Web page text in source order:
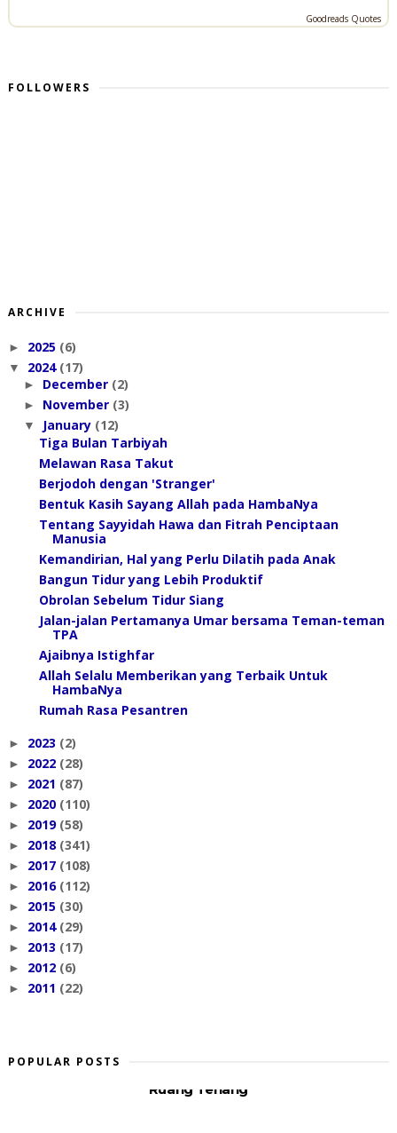
Goodreads Quotes
FOLLOWERS
ARCHIVE
► 2025 (6)
▼ 2024 (17)
► December (2)
► November (3)
▼ January (12)
Tiga Bulan Tarbiyah
Melawan Rasa Takut
Berjodoh dengan 'Stranger'
Bentuk Kasih Sayang Allah pada HambaNya
Tentang Sayyidah Hawa dan Fitrah Penciptaan
Manusia
Kemandirian, Hal yang Perlu Dilatih pada Anak
Bangun Tidur yang Lebih Produktif
Obrolan Sebelum Tidur Siang
Jalan-jalan Pertamanya Umar bersama Teman-teman
TPA
Ajaibnya Istighfar
Allah Selalu Memberikan yang Terbaik Untuk
HambaNya
Rumah Rasa Pesantren
► 2023 (2)
► 2022 (28)
► 2021 (87)
► 2020 (110)
► 2019 (58)
► 2018 (341)
► 2017 (108)
► 2016 (112)
► 2015 (30)
► 2014 (29)
► 2013 (17)
► 2012 (6)
► 2011 (22)
POPULAR POSTS
Ruang Tenang